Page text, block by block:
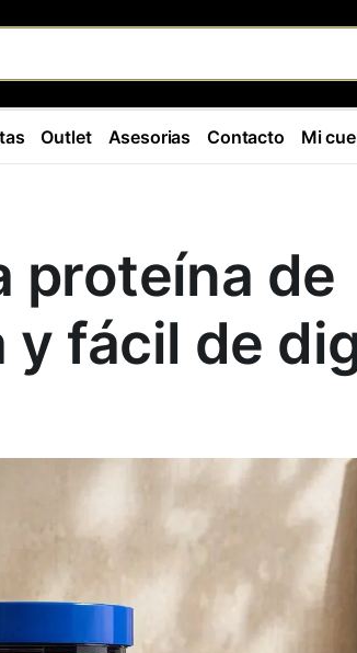
Outlet Asesorias Contacto Mi
proteína de
y fácil de